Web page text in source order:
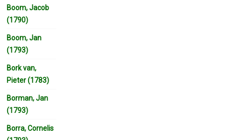
Boom, Jacob
(1790)
Boom, Jan
(1793)
Bork van,
Pieter (1783)
Borman, Jan
(1793)
Borra, Cornelis